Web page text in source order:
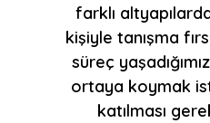
farklı
kişiyle tanışma
süreç
ortaya koymak
katılması